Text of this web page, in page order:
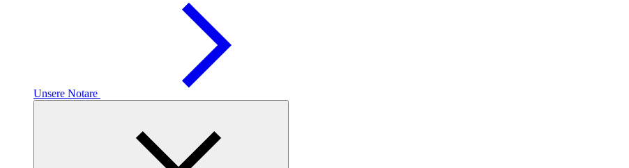
Unsere Notare